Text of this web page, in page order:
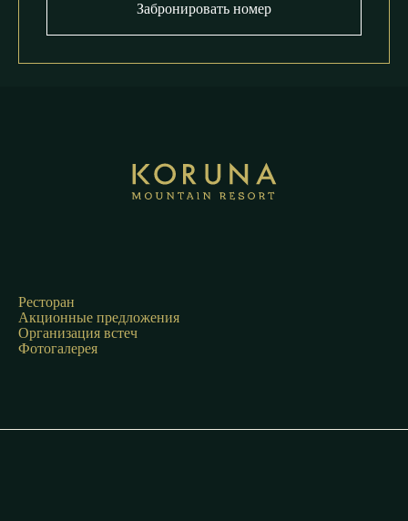
Забронировать номер
Ресторан
Акционные предложения
Организация встеч
Фотогалерея